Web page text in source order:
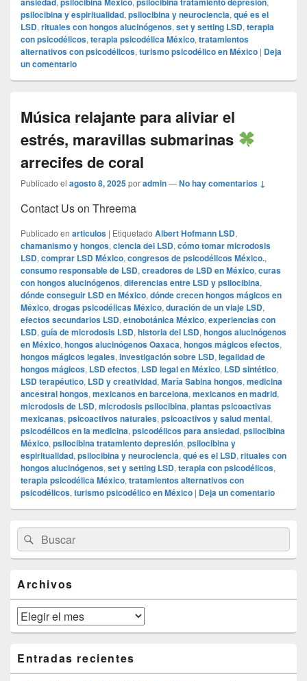
psilocibina y espiritualidad, psilocibina y neurociencia, qué es el
LSD, rituales con hongos alucinógenos, set y setting LSD, terapia
con psicodélicos, terapia psicodélica México, tratamientos
alternativos con psicodélicos, turismo psicodélico en México | Deja
un comentario
Música relajante para aliviar el
estrés, maravillas submarinas
arrecifes de coral
Publicado el agosto 8, 2025poradmin—No hay comentarios ↓
Contact Us on Threema
Publicado en articulos | Etiquetado Albert Hofmann LSD,
chamanismo y hongos, ciencia del LSD, cómo tomar microdosis
LSD, comprar LSD México, congresos de psicodélicos México.,
consumo responsable de LSD, creadores de LSD en México, curas
con hongos alucinógenos, diferencias entre LSD y psilocibina,
dónde conseguir LSD en México, dónde crecen hongos mágicos en
México, drogas psicodélicas México, duración de un viaje LSD,
efectos secundarios LSD, etnobotánica México, experiencias con
LSD, guía de microdosis LSD, historia del LSD, hongos alucinógenos
en México, hongos alucinógenos Oaxaca, hongos mágicos efectos,
hongos mágicos legales, investigación sobre LSD, legalidad de
hongos mágicos, LSD efectos, LSD legal en México, LSD sintético,
LSD terapéutico, LSD y creatividad, María Sabina hongos, medicina
ancestral hongos, mexicanos en barcelona, mexicanos en madrid,
microdosis de LSD, microdosis psilocibina, plantas psicoactivas
mexicanas, psicoactivos naturales, psicoactivos y salud mental,
psicodélicos en la medicina, psicodélicos para ansiedad, psilocibina
México, psilocibina tratamiento depresión, psilocibina y
espiritualidad, psilocibina y neurociencia, qué es el LSD, rituales con
hongos alucinógenos, set y setting LSD, terapia con psicodélicos,
terapia psicodélica México, tratamientos alternativos con
psicodélicos, turismo psicodélico en México | Deja un comentario
área
de
widget
lateral
primaria
Buscar
por:
Buscar
Archivos
Archivos
Entradas recientes